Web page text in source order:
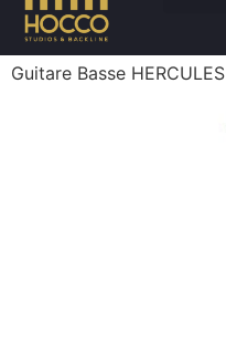
Accueil/Instruments
Guitare Basse HERCULES